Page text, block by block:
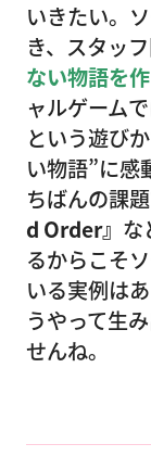
いきたい。
き、スタッ
ない物語を
ャルゲーム
という遊び
い物語”に感
ちばんの課
d Order』 な
るからこそ
いる実例は
うやって生
せんね。